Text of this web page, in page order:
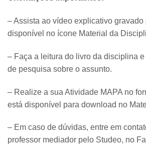
– Assista ao vídeo explicativo gravado
disponível no ícone Material da
– Faça a leitura do livro da disciplina
de pesquisa sobre o assunto.
– Realize a sua Atividade MAPA no
está disponível para download no
– Em caso de dúvidas, entre em
professor mediador pelo Studeo, no